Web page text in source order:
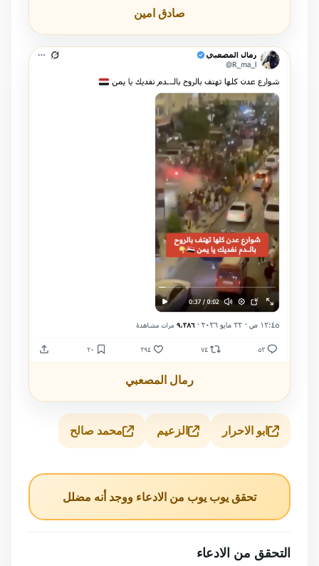
صادق امين
رمال المصعبي
ابو الاحرار الزعيم محمد صالح
تحقق يوب يوب من الادعاء ووجد أنه مضلل
التحقق من الادعاء